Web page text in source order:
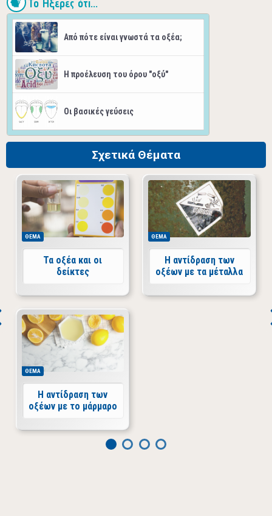
Από πότε είναι γνωστά τα οξέα;
Η προέλευση του όρου "οξύ"
Οι βασικές γεύσεις
Σχετικά Θέματα
ΘΕΜΑ
Τα οξέα και οι
δείκτες
ΘΕΜΑ
Η αντίδραση των
οξέων με τα μέταλλα
ΘΕΜΑ
Η αντίδραση των
οξέων με το μάρμαρο